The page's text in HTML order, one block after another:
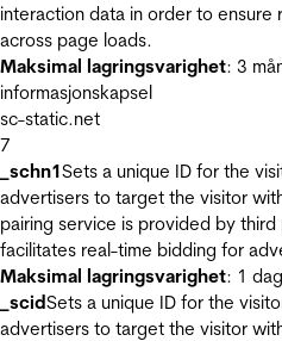
interaction data in order to ensure
across page loads.
Maksimal lagringsvarighet: 3
informasjonskapsel
sc-static.net
7
_schn1Sets a unique ID for the
advertisers to target the visitor
pairing service is provided by
facilitates real-time bidding for
Maksimal lagringsvarighet: 1 dag
_scidSets a unique ID for the
advertisers to target the visitor